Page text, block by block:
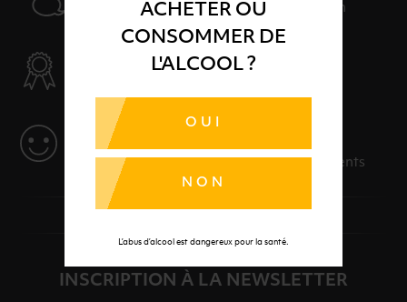
ACHETER OU
CONSOMMER DE
L'ALCOOL ?
OUI
NON
L’abus d’alcool est dangereux pour la santé.
Nos conseillers sont à votre disposition
SÉLECTION & QUALITÉ
SERVICE
Des solutions adaptées à vos événements
INSCRIPTION À LA NEWSLETTER